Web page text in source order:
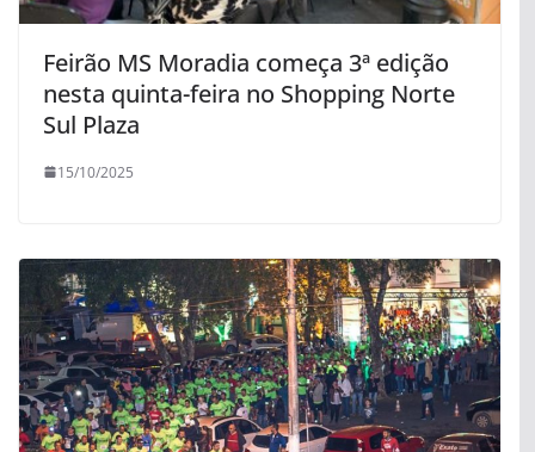
Feirão MS Moradia começa 3ª edição
nesta quinta-feira no Shopping Norte
Sul Plaza
15/10/2025